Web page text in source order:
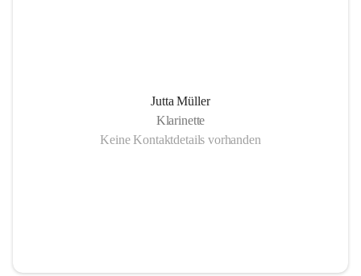
Jutta Müller
Klarinette
Keine Kontaktdetails vorhanden